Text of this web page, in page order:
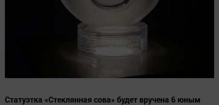
Статуэтка «Стеклянная сова» будет вручена 6 юным